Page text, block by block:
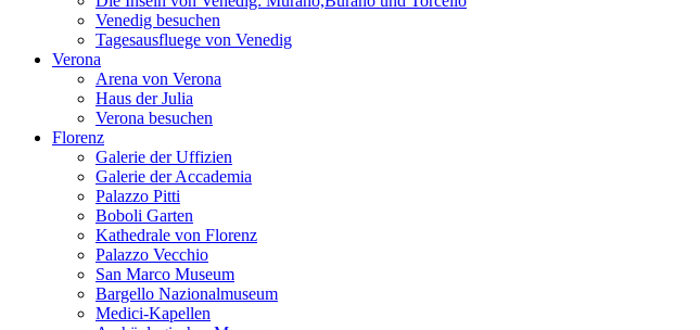
Venedig besuchen
Tagesausfluege von Venedig
Verona
Arena von Verona
Haus der Julia
Verona besuchen
Florenz
Galerie der Uffizien
Galerie der Accademia
Palazzo Pitti
Boboli Garten
Kathedrale von Florenz
Palazzo Vecchio
San Marco Museum
Bargello Nazionalmuseum
Medici-Kapellen